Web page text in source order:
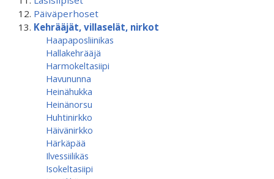
Päiväperhoset
Kehrääjät, villaselät, nirkot
Haapaposliinikas
Hallakehrääjä
Harmokeltasiipi
Havununna
Heinähukka
Heinänorsu
Huhtinirkko
Häivänirkko
Härkäpää
Ilvessiilikäs
Isokeltasiipi